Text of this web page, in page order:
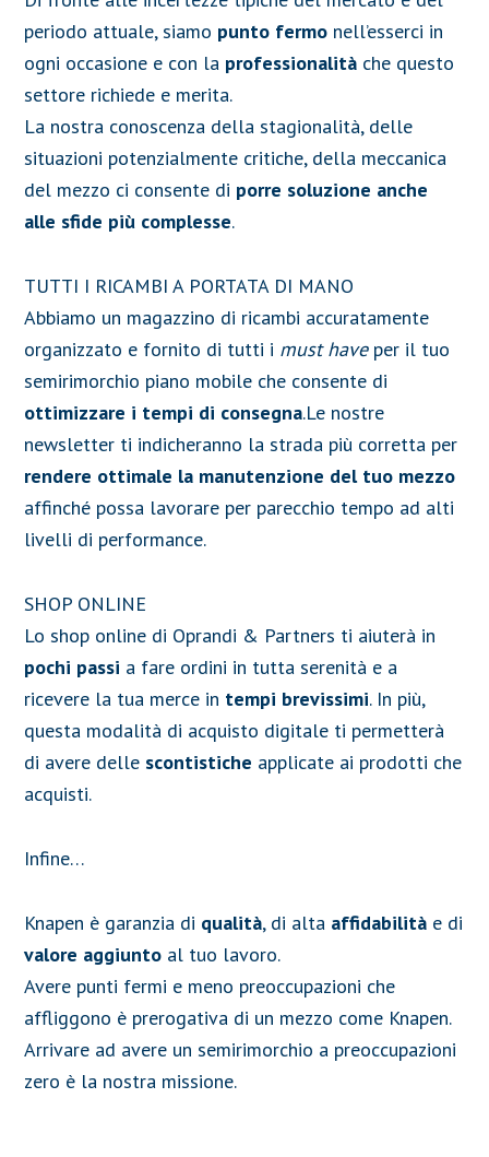
periodo attuale, siamo punto fermo nell’esserci in
ogni occasione e con la professionalità che questo
settore richiede e merita.
La nostra conoscenza della stagionalità, delle
situazioni potenzialmente critiche, della meccanica
del mezzo ci consente di porre soluzione anche
alle sfide più complesse.
TUTTI I RICAMBI A PORTATA DI MANO
Abbiamo un magazzino di ricambi accuratamente
organizzato e fornito di tutti i must haveper il tuo
semirimorchio piano mobile che consente di
ottimizzare i tempi di consegna.Le nostre
newsletter ti indicheranno la strada più corretta per
rendere ottimale la manutenzione del tuo mezzo
affinché possa lavorare per parecchio tempo ad alti
livelli di performance.
SHOP ONLINE
Lo shop online di Oprandi & Partners ti aiuterà in
pochi passi a fare ordini in tutta serenità e a
ricevere la tua merce in tempi brevissimi. In più,
questa modalità di acquisto digitale ti permetterà
di avere delle scontistiche applicate ai prodotti che
acquisti.
Infine…
Knapen è garanzia di qualità, di alta affidabilità e di
valore aggiunto al tuo lavoro.
Avere punti fermi e meno preoccupazioni che
affliggono è prerogativa di un mezzo come Knapen.
Arrivare ad avere un semirimorchio a preoccupazioni
zero è la nostra missione.